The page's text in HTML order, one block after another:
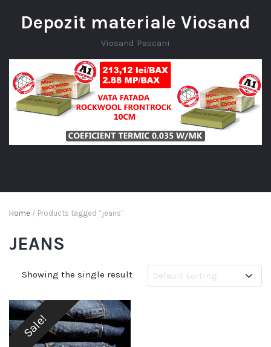
Depozit materiale Viosand
Viosand Pascani
Home / Products tagged “jeans”
JEANS
Showing the single result
Sale!